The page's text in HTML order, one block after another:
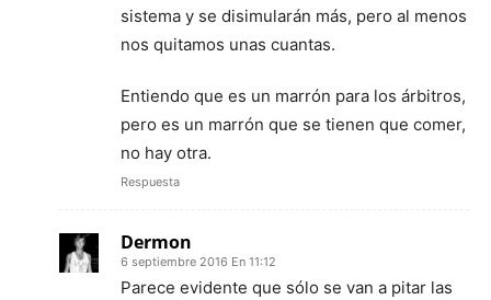
sistema y se disimularán más, pero al menos
nos quitamos unas cuantas.
Entiendo que es un marrón para los árbitros,
pero es un marrón que se tienen que comer,
no hay otra.
Respuesta
Dermon
6 septiembre 2016 En 11:12
Parece evidente que sólo se van a pitar las